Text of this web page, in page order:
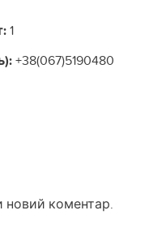
1
+38(067)5190480
новий коментар.